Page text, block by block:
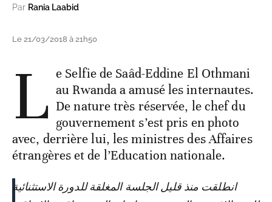
Par Rania Laabid
Le 21/03/2018 à 21h50
L e Selfie de Saâd-Eddine El Othmani
au Rwanda a amusé les internautes.
De nature très réservée, le chef du
gouvernement s’est pris en photo
avec, derrière lui, les ministres des Affaires
étrangères et de l’Education nationale.
انطلقت منذ قليل الجلسة المغلقة للدورة الاستثنائية